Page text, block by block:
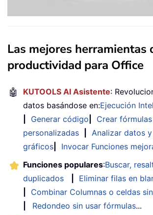
Las mejores herramientas
productividad para Office
🤖 KUTOOLS AI Asistente:
datos basándose en:Ejecución
Generar código
Crear fórmulas
personalizadas
Analizar datos
gráficos
Invocar Funciones
Funciones populares:Buscar,
duplicados
Eliminar filas en
Combinar Columnas o celdas
Redondeo sin usar fórmulas...